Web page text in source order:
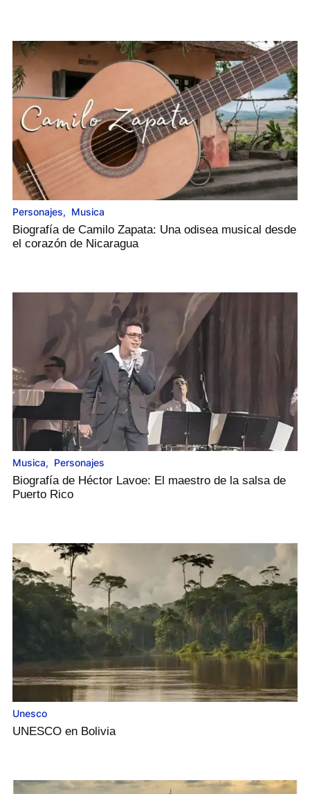
Personajes, Musica
Biografía de Camilo Zapata: Una odisea musical desde
el corazón de Nicaragua
Musica, Personajes
Biografía de Héctor Lavoe: El maestro de la salsa de
Puerto Rico
Unesco
UNESCO en Bolivia